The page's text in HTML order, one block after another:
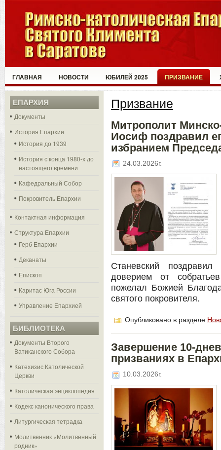
ГЛАВНАЯ НОВОСТИ ЮБИЛЕЙ 2025 ПРИЗВАНИЕ
ЕПАРХИЯ
Документы
История Епархии
История до 1939
История с конца 1980-х до
настоящего времени
Кафедральный Собор
Покровитель Епархии
Контактная информация
Структура Епархии
Герб Епархии
Деканаты
Епископ
Каритас Юга России
Управление Епархией
БИБЛИОТЕКА
Документы Второго
Ватиканского Собора
Катехизис Католической
Церкви
Католическая энциклопедия
Кодекс канонического права
Литургическая тетрадка
Молитвенник «Молитвенный
родник»
Призвание
Митрополит
Иосиф поздравил
избранием
24.03.2026г.
Станевский
доверием от
пожелал Божией
святого покровителя.
Опубликовано в разделе
Завершение 10-
призваниях в
10.03.2026г.